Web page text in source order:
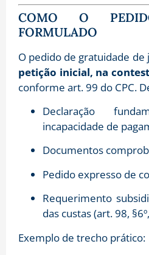
COMO O
FORMULADO
O pedido de gratuidade de
petição inicial, na
conforme art. 99 do CPC.
Declaração
incapacidade de
Documentos
Pedido expresso de
Requerimento
das custas (art. 98,
Exemplo de trecho prático: